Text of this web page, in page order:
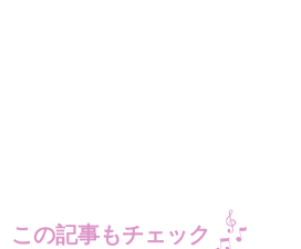
この記事もチェック